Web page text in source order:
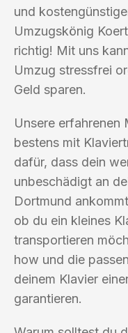
und
Umzugskönig
richtig! Mit uns
Umzug stressfrei
Geld sparen.
Unsere erfahrenen
bestens mit
dafür, dass dein
unbeschädigt an
Dortmund
ob du ein kleines
transportieren
how und die
deinem Klavier
garantieren.